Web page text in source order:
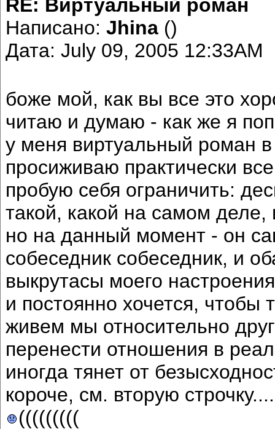
RE: Виртуальный роман
Написано: Jhina ()
Дата: July 09, 2005 12:33AM
боже мой, как вы все это
читаю и думаю - как же я
у меня виртуальный роман
просиживаю практически
пробую себя ограничить:
такой, какой на самом деле,
но на данный момент - он
собеседник собеседник, и
выкрутасы моего
и постоянно хочется,
живем мы относительно
перенести отношения в
иногда тянет от
короче, см. вторую
(((((((((